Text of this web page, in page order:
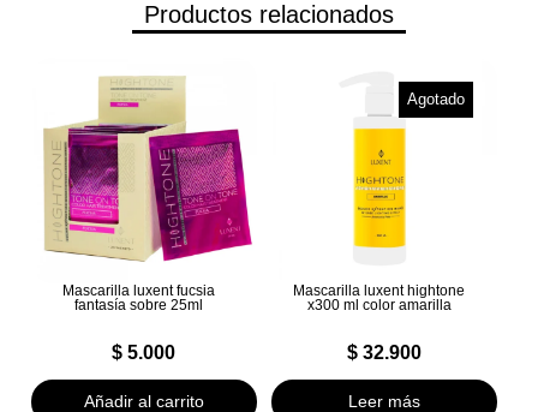
Productos relacionados
Mascarilla luxent fucsia
fantasía sobre 25ml
$ 5.000
Añadir al carrito
Agotado
Mascarilla luxent hightone
x300 ml color amarilla
$32.900
Leer más